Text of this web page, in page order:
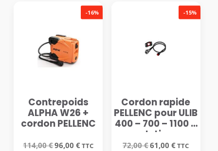
-16%
Contrepoids
ALPHA W26 +
cordon PELLENC
114,00€Le
96,00€Le
TTC
-15%
Cordon rapide
PELLENC pour ULIB
400 – 700 – 1100 +
platine
72,00€Le
61,00€Le
TTC